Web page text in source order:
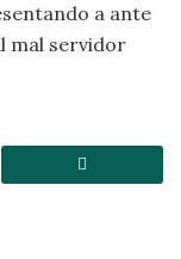
a ante
mal servidor